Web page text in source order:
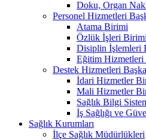
Doku, Organ
Personel Hizmetleri
Atama Birimi
Özlük İşleri Birimi
Disiplin İşlemleri
Eğitim
Destek Hizmetleri
İdari Hizmetler
Mali Hizmetler
Sağlık Bilgi
İş Sağlığı ve
Sağlık Kurumları
İlçe Sağlık Müdürlükleri